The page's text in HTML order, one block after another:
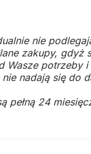
nie
zakupy, gdyż
Wasze potrzeby
nadają się do
pełną 24